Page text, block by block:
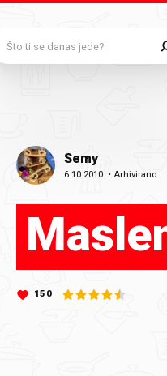
Semy
6.10.2010. •Arhivirano
150
Što ti se danas jede?